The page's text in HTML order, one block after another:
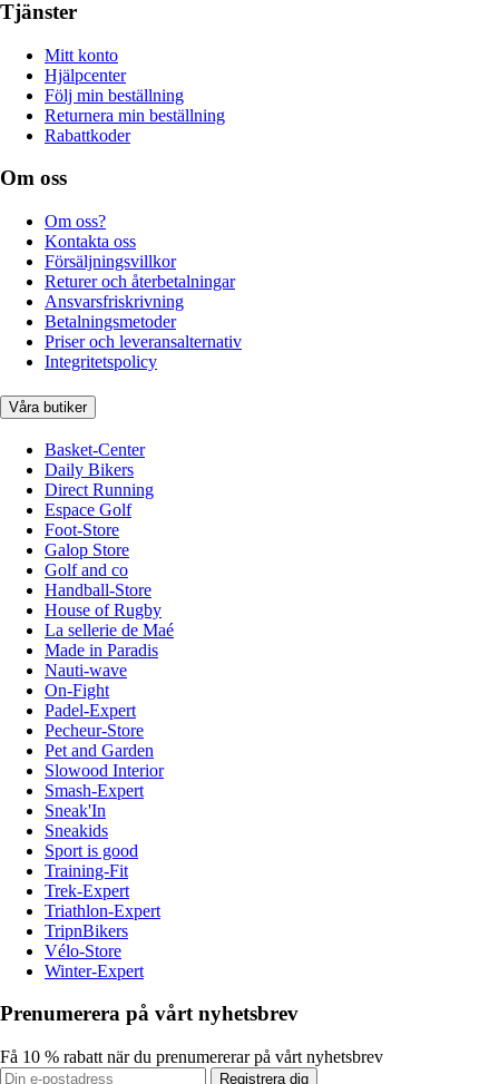
Tjänster
Mitt konto
Hjälpcenter
Följ min beställning
Returnera min beställning
Rabattkoder
Om oss
Om oss?
Kontakta oss
Försäljningsvillkor
Returer och återbetalningar
Ansvarsfriskrivning
Betalningsmetoder
Priser och leveransalternativ
Integritetspolicy
Våra butiker
Basket-Center
Daily Bikers
Direct Running
Espace Golf
Foot-Store
Galop Store
Golf and co
Handball-Store
House of Rugby
La sellerie de Maé
Made in Paradis
Nauti-wave
On-Fight
Padel-Expert
Pecheur-Store
Pet and Garden
Slowood Interior
Smash-Expert
Sneak'In
Sneakids
Sport is good
Training-Fit
Trek-Expert
Triathlon-Expert
TripnBikers
Vélo-Store
Winter-Expert
Prenumerera på vårt nyhetsbrev
Få 10 % rabatt när du prenumererar på vårt nyhetsbrev
Registrera dig